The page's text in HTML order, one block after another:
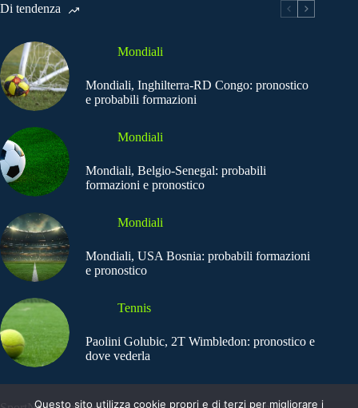
Di tendenza
Mondiali
Mondiali, Inghilterra-RD Congo: pronostico
e probabili formazioni
Mondiali
Mondiali, Belgio-Senegal: probabili
formazioni e pronostico
Mondiali
Mondiali, USA Bosnia: probabili formazioni
e pronostico
Tennis
Paolini Golubic, 2T Wimbledon: pronostico e
dove vederla
Questo sito utilizza cookie propri e di terzi per migliorare i